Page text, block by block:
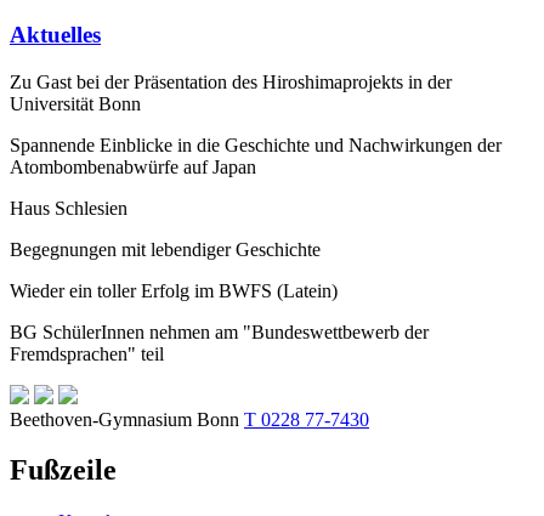
Aktuelles
Zu Gast bei der Präsentation des Hiroshimaprojekts in der
Universität Bonn
Spannende Einblicke in die Geschichte und Nachwirkungen der
Atombombenabwürfe auf Japan
Haus Schlesien
Begegnungen mit lebendiger Geschichte
Wieder ein toller Erfolg im BWFS (Latein)
BG SchülerInnen nehmen am "Bundeswettbewerb der
Fremdsprachen" teil
Beethoven-Gymnasium Bonn T 0228 77-7430
Fußzeile